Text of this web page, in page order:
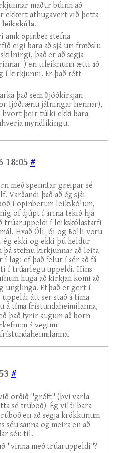
maður búinn að
ekkert athugavert við þetta
leikskóla.
amk opinber stefna
eigi bara að sjá um fræðslu
það er að segja
en tileiknunn ætti að
í kirkjunni. Er það rétt
það sem Þjóðkirkjan
ljóðrænu játningar hennar),
hvort þeir túlki ekki bara
myndlíkingu.
18:05 #
með spenntar greipar sé
Varðandi það að ég sjái
í opinberum leikskólum,
of djúpt í árina tekið hjá
trúaruppeldi í leikskólastarfi
Hvað Óli Jói og Bolli voru
ég ekki og ekki þú heldur
þá stefnu kirkjunnar að leita
í lagi ef það felur í sér að fá
í trúarlegu uppeldi. Hins
huga að kirkjan komi að
unglinga. Ef það er gert í
átt sér stað á tíma
á tíma frístundaheimilanna,
það fyrir augum að börn
á vegum
#
orðið "gróft" (því varla
sé trúboð). Ég vildi bara
en að segja krökkunum
séu sanna og meira en að
séu til.
"vinna með trúaruppeldi"?